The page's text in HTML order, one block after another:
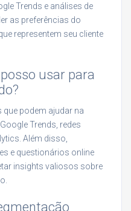
Trends e análises de
as preferências do
representem seu cliente
usar para
podem ajudar na
Trends, redes
Além disso,
e questionários online
insights valiosos sobre